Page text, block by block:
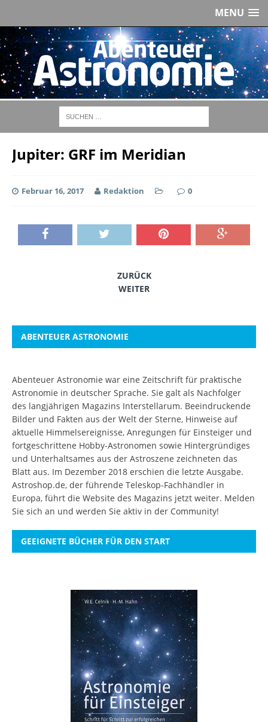
MENU
Jupiter: GRF im Meridian
Februar 16, 2017 Redaktion 0
ZURÜCK
WEITER
ABENTEUER ASTRONOMIE
Abenteuer Astronomie war eine Zeitschrift für praktische
Astronomie in deutscher Sprache. Sie galt als Nachfolger
des langjährigen Magazins Interstellarum. Beeindruckende
Bilder und Fakten aus der Welt der Sterne, Hinweise auf
aktuelle Himmelsereignisse, Anregungen für Einsteiger und
fortgeschrittene Hobby-Astronomen sowie Hintergründiges
und Unterhaltsames aus der Astroszene zeichneten das
Blatt aus. Im Dezember 2018 erschien die letzte Ausgabe.
Astroshop.de, der führende Teleskop-Fachhändler in
Europa, führt die Website des Magazins jetzt weiter. Melden
Sie sich an und werden Sie aktiv in der Community!
GEEIGNETE BÜCHER FÜR DEN START